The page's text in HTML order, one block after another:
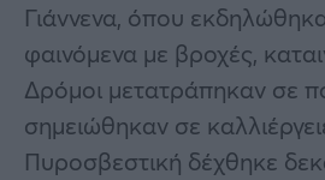
Γιάννενα, όπου
φαινόμενα με βροχές,
Δρόμοι μετατράπηκαν σε
σημειώθηκαν σε
Πυροσβεστική δέχθηκε